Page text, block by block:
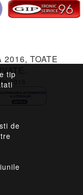
LINKURI UTILE
TOATE
2016
tip
de